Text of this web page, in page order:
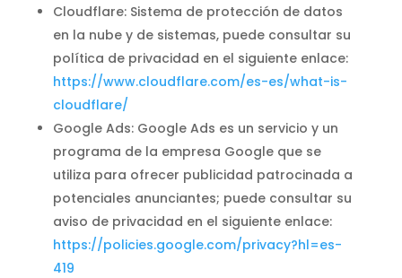
Cloudflare: Sistema de protección de datos
en la nube y de sistemas, puede consultar su
política de privacidad en el siguiente enlace:
https://www.cloudflare.com/es-es/what-is-
cloudflare/
Google Ads: Google Ads es un servicio y un
programa de la empresa Google que se
utiliza para ofrecer publicidad patrocinada a
potenciales anunciantes; puede consultar su
aviso de privacidad en el siguiente enlace:
https://policies.google.com/privacy?hl=es-
419